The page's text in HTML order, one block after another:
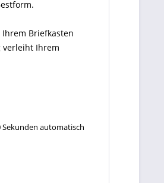
Briefkasten
verleiht Ihrem
automatisch